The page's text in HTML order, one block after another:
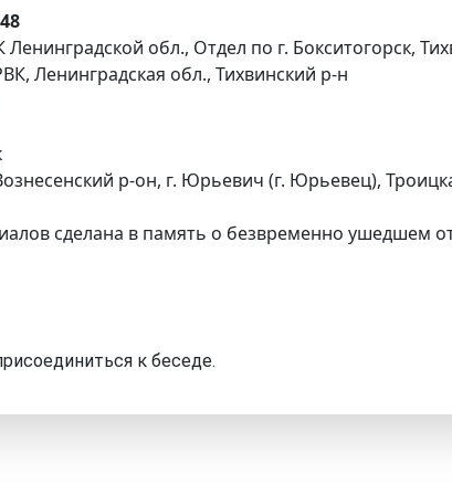
обл., Отдел по г. Бокситогорск,
Ленинградская обл., Тихвинский р-н
р-он, г. Юрьевич (г. Юрьевец),
сделана в память о безвременно ушедшем
к беседе.